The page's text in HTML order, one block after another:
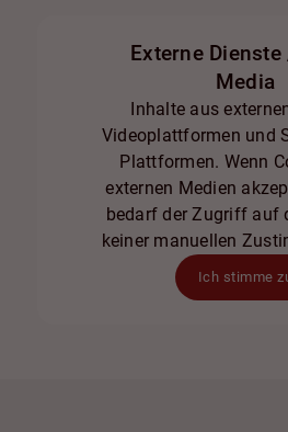
Externe
Media
Inhalte aus
Videoplattformen und
Plattformen. Wenn
externen Medien
bedarf der Zugriff auf
keiner manuellen
Ich stimme